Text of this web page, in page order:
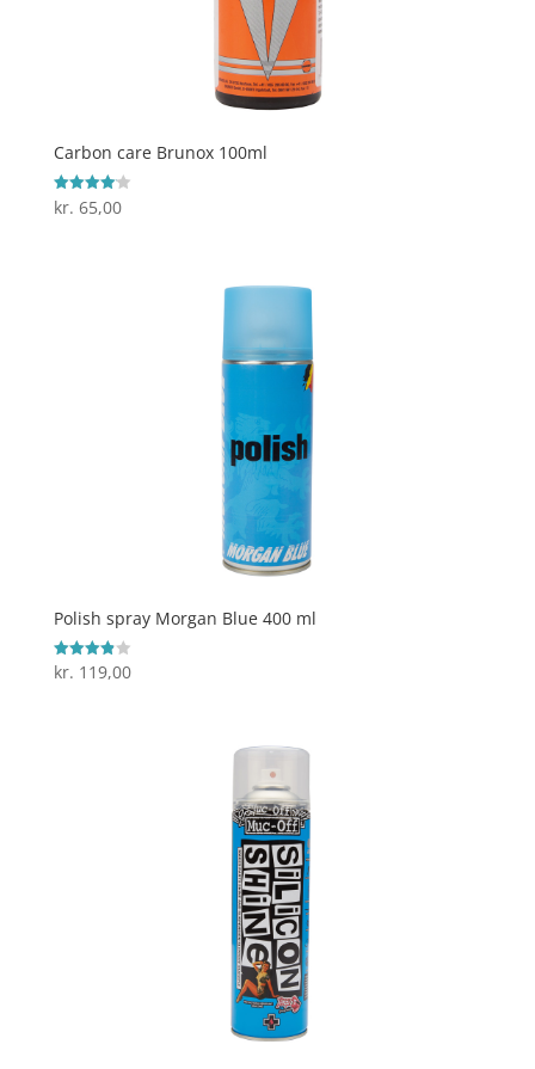
Carbon care Brunox 100ml
Vurderet
4.1
kr. 65,00
Polish spray Morgan Blue 400 ml
Vurderet
3.9
kr. 119,00